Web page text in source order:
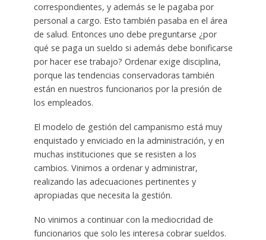
correspondientes, y además se le pagaba por
personal a cargo. Esto también pasaba en el área
de salud. Entonces uno debe preguntarse ¿por
qué se paga un sueldo si además debe bonificarse
por hacer ese trabajo? Ordenar exige disciplina,
porque las tendencias conservadoras también
están en nuestros funcionarios por la presión de
los empleados.
El modelo de gestión del campanismo está muy
enquistado y enviciado en la administración, y en
muchas instituciones que se resisten a los
cambios. Vinimos a ordenar y administrar,
realizando las adecuaciones pertinentes y
apropiadas que necesita la gestión.
No vinimos a continuar con la mediocridad de
funcionarios que solo les interesa cobrar sueldos.